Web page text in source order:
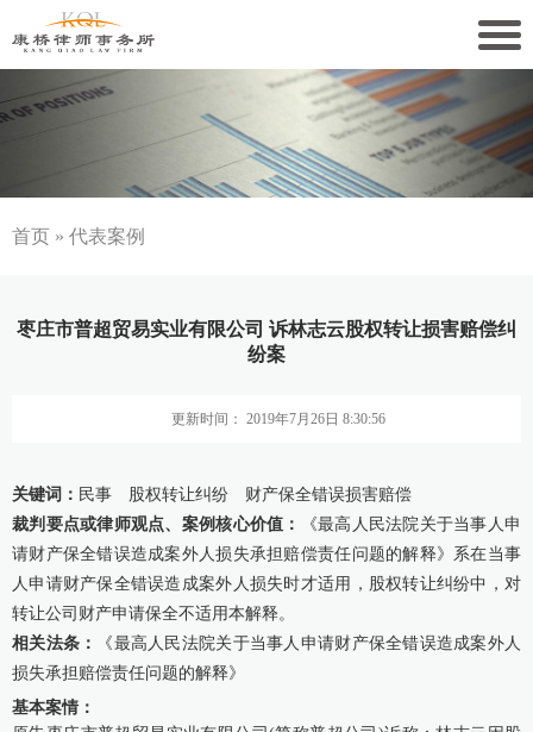
关于康桥
康桥文化
康桥党建
康桥法治研究院
康桥出版
首页 » 代表案例
枣庄市普超贸易实业有限公司 诉林志云股权转让损害赔偿纠
纷案
更新时间： 2019年7月26日 8:30:56
关键词： 民事 股权转让纠纷 财产保全错误损害赔偿
裁判要点或律师观点、案例核心价值：
《最高人民法院关于当事人申
请财产保全错误造成案外人损失承担赔偿责任问题的解释》系在当事
人申请财产保全错误造成案外人损失时才适用，股权转让纠纷中，对
转让公司财产申请保全不适用本解释。
相关法条：
《最高人民法院关于当事人申请财产保全错误造成案外人
损失承担赔偿责任问题的解释》
基本案情：